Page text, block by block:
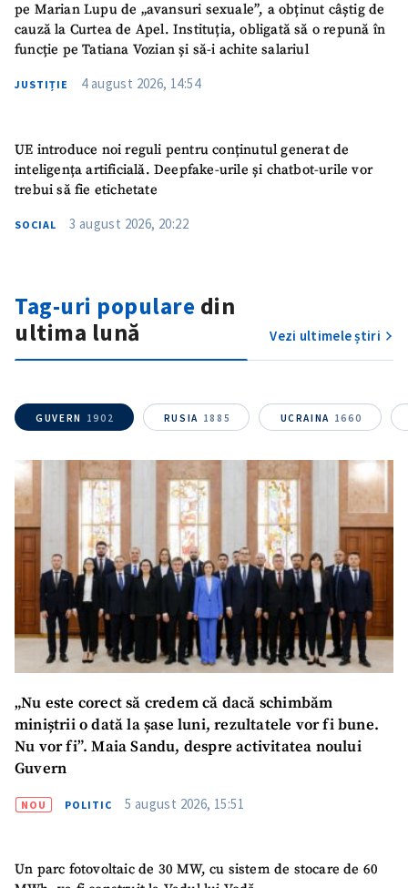
Trimite o informație
Despre ZdG
in English
на русском
pe Marian Lupu de „avansuri sexuale”, a obținut câștig de
cauză la Curtea de Apel. Instituția, obligată să o repună în
funcție pe Tatiana Vozian și să-i achite salariul
JUSTIȚIE 4 august 2026, 14:54
UE introduce noi reguli pentru conținutul generat de
inteligența artificială. Deepfake-urile și chatbot-urile vor
trebui să fie etichetate
SOCIAL 3 august 2026, 20:22
Tag-uri populare din
ultima lună
Vezi ultimele știri
GUVERN 1902 RUSIA 1885 UCRAINA 1660
„Nu este corect să credem că dacă schimbăm
miniștrii o dată la șase luni, rezultatele vor fi bune.
Nu vor fi”. Maia Sandu, despre activitatea noului
Guvern
NOU POLITIC 5 august 2026, 15:51
Un parc fotovoltaic de 30 MW, cu sistem de stocare de 60